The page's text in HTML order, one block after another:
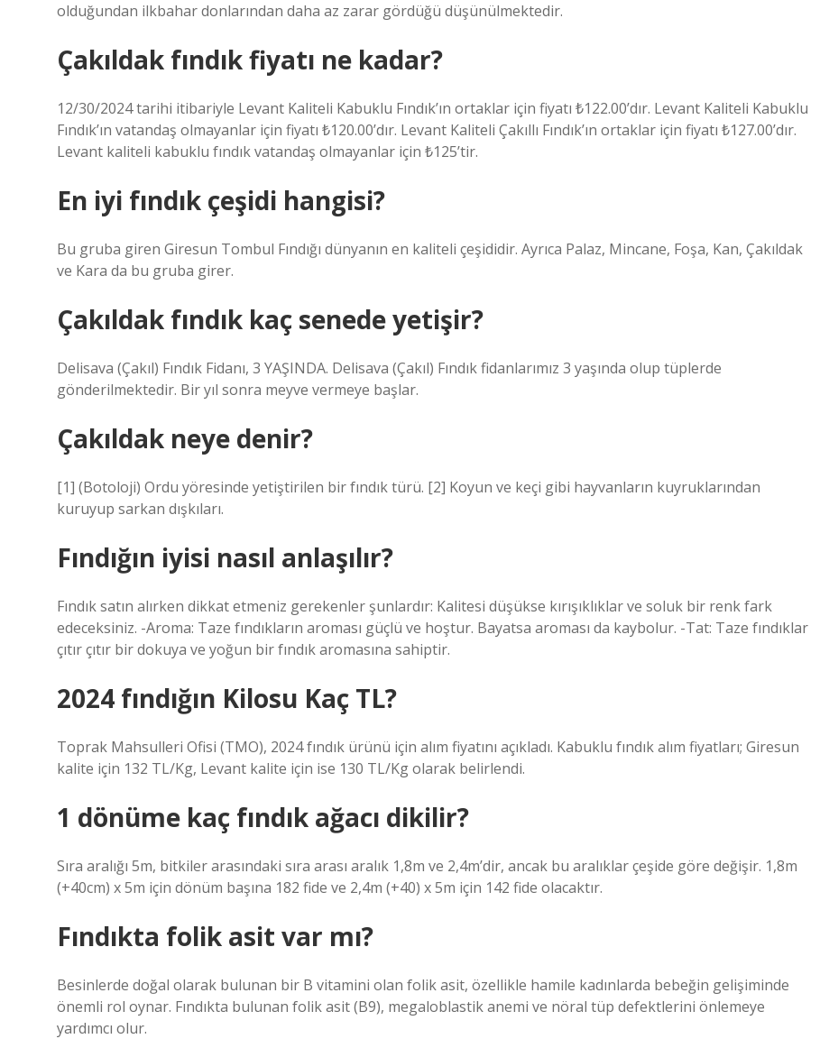
olduğundan ilkbahar donlarından daha az zarar gördüğü düşünülmektedir.
Çakıldak fındık fiyatı ne kadar?
12/30/2024 tarihi itibariyle Levant Kaliteli Kabuklu Fındık’ın ortaklar için fiyatı ₺122.00’dır. Levant Kaliteli Kabuklu
Fındık’ın vatandaş olmayanlar için fiyatı ₺120.00’dır. Levant Kaliteli Çakıllı Fındık’ın ortaklar için fiyatı ₺127.00’dır.
Levant kaliteli kabuklu fındık vatandaş olmayanlar için ₺125’tir.
En iyi fındık çeşidi hangisi?
Bu gruba giren Giresun Tombul Fındığı dünyanın en kaliteli çeşididir. Ayrıca Palaz, Mincane, Foşa, Kan, Çakıldak
ve Kara da bu gruba girer.
Çakıldak fındık kaç senede yetişir?
Delisava (Çakıl) Fındık Fidanı, 3 YAŞINDA. Delisava (Çakıl) Fındık fidanlarımız 3 yaşında olup tüplerde
gönderilmektedir. Bir yıl sonra meyve vermeye başlar.
Çakıldak neye denir?
[1] (Botoloji) Ordu yöresinde yetiştirilen bir fındık türü. [2] Koyun ve keçi gibi hayvanların kuyruklarından
kuruyup sarkan dışkıları.
Fındığın iyisi nasıl anlaşılır?
Fındık satın alırken dikkat etmeniz gerekenler şunlardır: Kalitesi düşükse kırışıklıklar ve soluk bir renk fark
edeceksiniz. -Aroma: Taze fındıkların aroması güçlü ve hoştur. Bayatsa aroması da kaybolur. -Tat: Taze fındıklar
çıtır çıtır bir dokuya ve yoğun bir fındık aromasına sahiptir.
2024 fındığın Kilosu Kaç TL?
Toprak Mahsulleri Ofisi (TMO), 2024 fındık ürünü için alım fiyatını açıkladı. Kabuklu fındık alım fiyatları; Giresun
kalite için 132 TL/Kg, Levant kalite için ise 130 TL/Kg olarak belirlendi.
1 dönüme kaç fındık ağacı dikilir?
Sıra aralığı 5m, bitkiler arasındaki sıra arası aralık 1,8m ve 2,4m’dir, ancak bu aralıklar çeşide göre değişir. 1,8m
(+40cm) x 5m için dönüm başına 182 fide ve 2,4m (+40) x 5m için 142 fide olacaktır.
Fındıkta folik asit var mı?
Besinlerde doğal olarak bulunan bir B vitamini olan folik asit, özellikle hamile kadınlarda bebeğin gelişiminde
önemli rol oynar. Fındıkta bulunan folik asit (B9), megaloblastik anemi ve nöral tüp defektlerini önlemeye
yardımcı olur.